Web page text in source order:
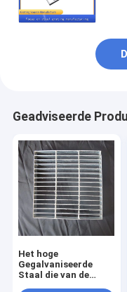
Geadviseerde
Het hoge
Gegalvaniseerde
Staal die van de